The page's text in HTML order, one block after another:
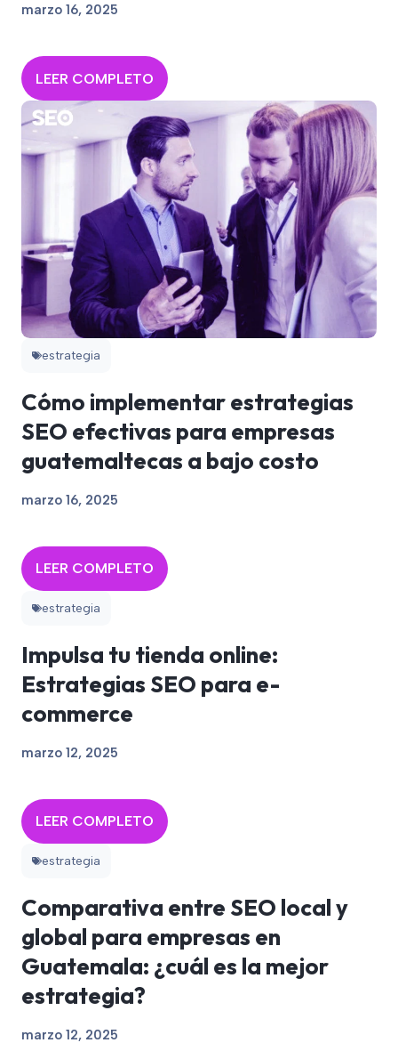
marzo 16, 2025
LEER COMPLETO
estrategia
Cómo implementar estrategias
SEO efectivas para empresas
guatemaltecas a bajo costo
marzo 16, 2025
LEER COMPLETO
estrategia
Impulsa tu tienda online:
Estrategias SEO para e-
commerce
marzo 12, 2025
LEER COMPLETO
estrategia
Comparativa entre SEO local y
global para empresas en
Guatemala: ¿cuál es la mejor
estrategia?
marzo 12, 2025